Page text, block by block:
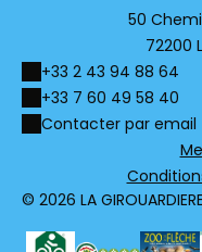
50
72200
+33 2 43 94 88 64
+33 7 60 49 58 40
Contacter par email
© 2026 LA GIROUARDIERE